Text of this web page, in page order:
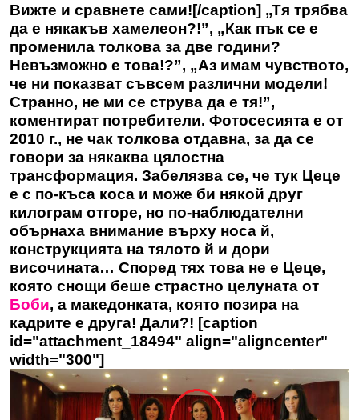
Вижте и сравнете сами![/caption] „Тя трябва
да е някакъв хамелеон?!”, „Как пък се е
променила толкова за две години?
Невъзможно е това!?”, „Аз имам чувството,
че ни показват съвсем различни модели!
Странно, не ми се струва да е тя!”,
коментират потребители. Фотосесията е от
2010 г., не чак толкова отдавна, за да се
говори за някаква цялостна
трансформация. Забелязва се, че тук Цеце
е с по-къса коса и може би някой друг
килограм отгоре, но по-наблюдателни
обърнаха внимание върху носа й,
конструкцията на тялото й и дори
височината… Според тях това не е Цеце,
която снощи беше страстно целуната от
Боби, а македонката, която позира на
кадрите е друга! Дали?! [caption
id="attachment_18494" align="aligncenter"
width="300"]